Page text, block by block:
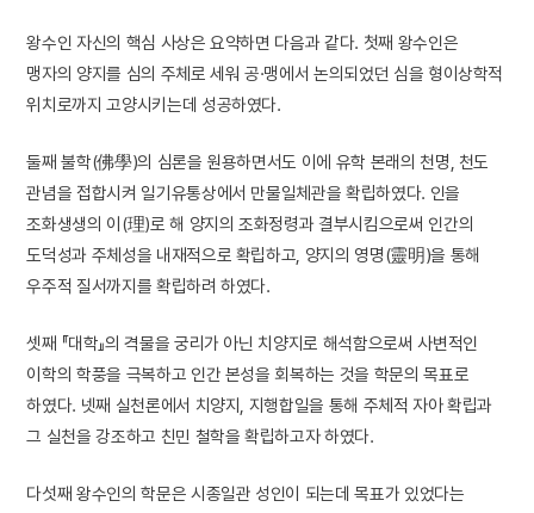
왕수인 자신의 핵심 사상은 요약하면 다음과 같다. 첫째 왕수인은
맹자의 양지를 심의 주체로 세워 공·맹에서 논의되었던 심을 형이상학적
위치로까지 고양시키는데 성공하였다.
둘째 불학(佛學)의 심론을 원용하면서도 이에 유학 본래의 천명, 천도
관념을 접합시켜 일기유통상에서 만물일체관을 확립하였다. 인을
조화생생의 이(理)로 해 양지의 조화정령과 결부시킴으로써 인간의
도덕성과 주체성을 내재적으로 확립하고, 양지의 영명(靈明)을 통해
우주적 질서까지를 확립하려 하였다.
셋째 『대학』의 격물을 궁리가 아닌 치양지로 해석함으로써 사변적인
이학의 학풍을 극복하고 인간 본성을 회복하는 것을 학문의 목표로
하였다. 넷째 실천론에서 치양지, 지행합일을 통해 주체적 자아 확립과
그 실천을 강조하고 친민 철학을 확립하고자 하였다.
다섯째 왕수인의 학문은 시종일관 성인이 되는데 목표가 있었다는